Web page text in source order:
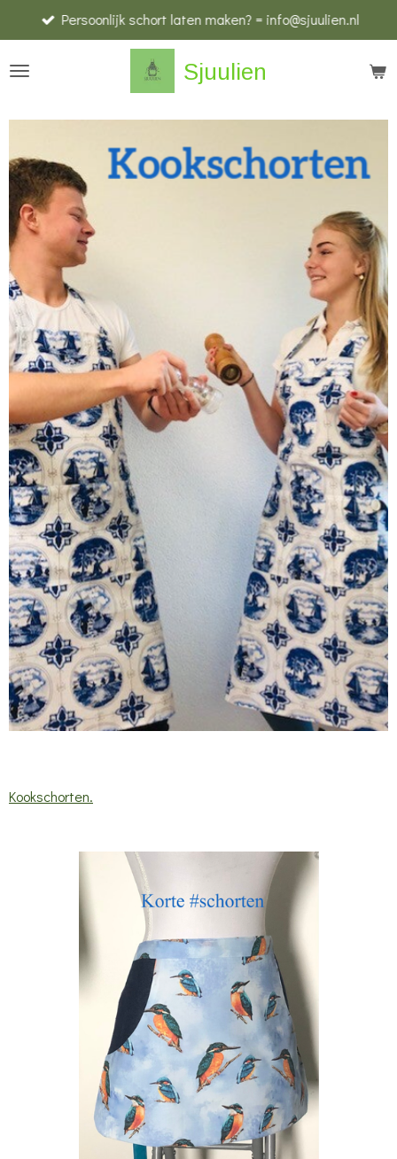
direct
naar
hoofdinhoud
Sjuulien
Persoonlijk schort laten maken? = info@sjuulien.nl
Kookschorten.